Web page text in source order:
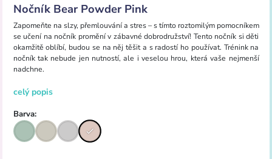
Nočník Bear Powder Pink
Zapomeňte na slzy, přemlouvání a stres – s tímto roztomilým pomocníkem
se učení na nočník promění v zábavné dobrodružství! Tento nočník si děti
okamžitě oblíbí, budou se na něj těšit a s radostí ho používat. Trénink na
nočník tak nebude jen nutností, ale i veselou hrou, která vaše nejmenší
nadchne.
celý popis
Barva: